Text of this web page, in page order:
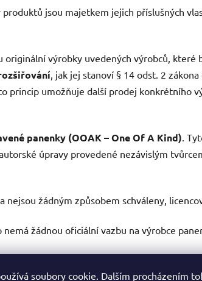
soubory cookie. Dalším procházením
jsou majetkem jejich příslušných
výrobky uvedených výrobců,
, jak jej stanoví § 14 odst. 2
princip umožňuje další prodej konkrétního
panenky (OOAK – One Of A Kind) .
úpravy provedené nezávislým
žádným způsobem schváleny,
žádnou oficiální vazbu na výrobce